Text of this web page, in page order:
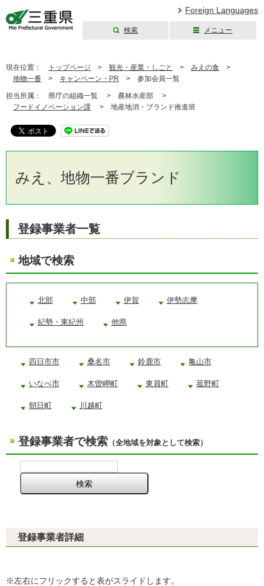
Foreign Languages
検索 メニュー
現在位置： トップページ > 観光・産業・しごと > みえの食 >
地物一番 > キャンペーン・PR > 参加会員一覧
担当所属： 県庁の組織一覧 > 農林水産部 >
フードイノベーション課 > 地産地消・ブランド推進班
みえ、地物一番ブランド
登録事業者一覧
地域で検索
北部 中部 伊賀 伊勢志摩
紀勢・東紀州 他県
四日市市 桑名市 鈴鹿市 亀山市
いなべ市 木曽岬町 東員町 菰野町
朝日町 川越町
登録事業者で検索 （全地域を対象として検索）
登録事業者詳細
※左右にフリックすると表がスライドします。